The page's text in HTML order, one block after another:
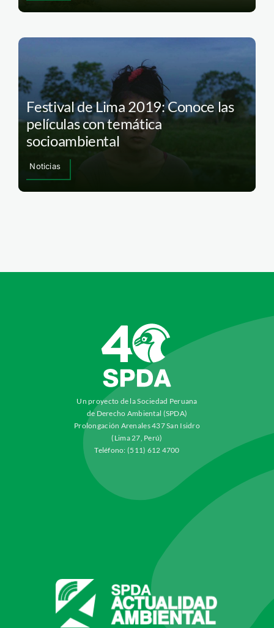
Festival de Lima 2019: Conoce las
películas con temática
socioambiental
Noticias
Un proyecto de la Sociedad Peruana
de Derecho Ambiental (SPDA)
Prolongación Arenales 437 San Isidro
(Lima 27, Perú)
Teléfono: (511) 612 4700